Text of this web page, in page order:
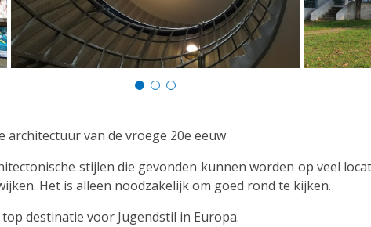
architectuur van de vroege 20e eeuw
stijlen die gevonden kunnen worden op veel
Het is alleen noodzakelijk om goed rond te kijken.
destinatie voor Jugendstil in Europa.